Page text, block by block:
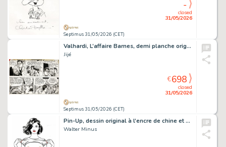
Septimus 31/05/2026 (CET)
closed
31/05/2026
-
Valhardi, L’affaire Barnes, demi planche originale à l’encre de chine.
Jijé
Septimus 31/05/2026 (CET)
closed
31/05/2026
€698
Pin-Up, dessin original à l’encre de chine et au lavis.
Walter Minus